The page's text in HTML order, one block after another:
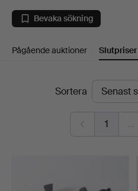
Militaria
Bevaka sökning
Pågående auktioner Slutpriser
SlutpriserSortera
1 …